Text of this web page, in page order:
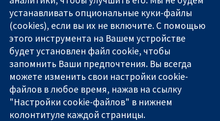
Надёжные
доказательства
Информированные
решения
Во благо
здоровья
Square
London
W1G 0AN
United Kingdom
нами
Новости
Пресс-
служба
Работа
Cochrane
Library
The Cochrane Collaboration is a charity (no. 1045921) and a
устанавливать опциональные куки-файлы
(cookies), если вы их не включите. С помощью
этого инструмента на Вашем устройстве
будет установлен файл cookie, чтобы
запомнить Ваши предпочтения. Вы всегда
можете изменить свои настройки cookie-
файлов в любое время, нажав на ссылку
"Настройки cookie-файлов" в нижнем
колонтитуле каждой страницы.